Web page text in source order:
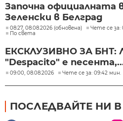
Започна официалната
Зеленски в Белград
08:27, 08.08.2026 (обновена)
Чете се за:
По света
ЕКСКЛУЗИВНО ЗА БНТ:
"Despacito" е
09:00, 08.08.2026 Чете се за: 09:42 мин.
ПОСЛЕДВАЙТЕ НИ В